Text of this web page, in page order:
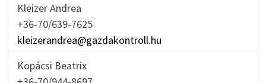
Kleizer Andrea
+36-70/639-7625
kleizerandrea@gazdakontroll.hu
Kopácsi Beatrix